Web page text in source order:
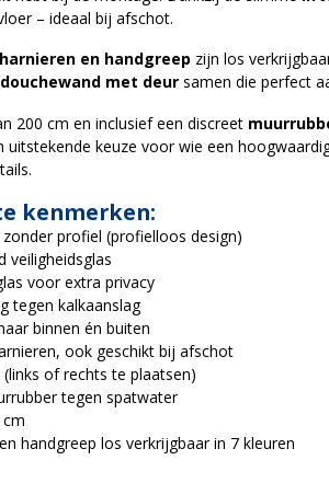
– ideaal bij afschot.
en handgreep zijn los
douchewand met deur samen die perfect
200 cm en inclusief een discreet
uitstekende keuze voor wie een
kenmerken:
profiel (profielloos design)
veiligheidsglas
voor extra privacy
tegen kalkaanslag
binnen én buiten
ook geschikt bij afschot
of rechts te plaatsen)
tegen spatwater
handgreep los verkrijgbaar in 7 kleuren